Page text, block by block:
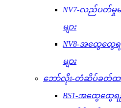
NV7-လည်ပတ်မှု
များ
NV8-အထွေထွ
များ
ဘော်လိုး-တံဆိပ်ခတ်ထာ
BS1-အထွေထွေရ